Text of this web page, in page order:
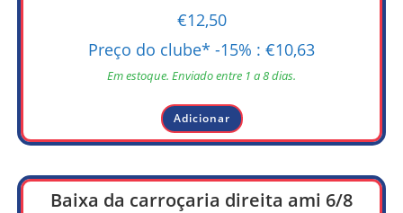
€12,50
Preço do clube* -15% : €10,63
Em estoque. Enviado entre 1 a 8 dias.
Adicionar
Baixa da carroçaria direita ami 6/8